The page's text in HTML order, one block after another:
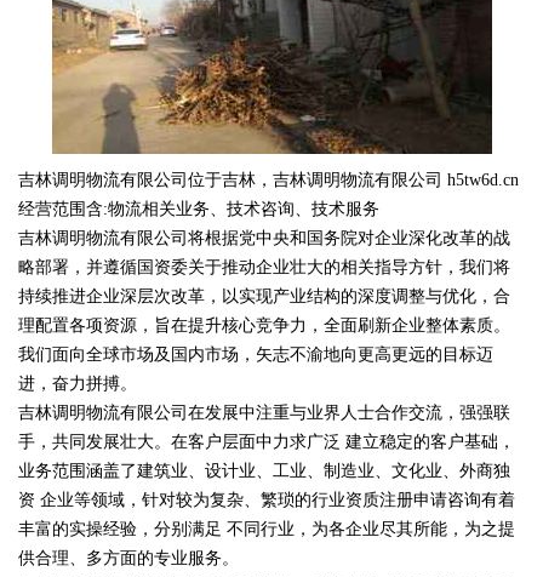
吉林调明物流有限公司位于吉林，吉林调明物流有限公司 h5tw6d.cn
经营范围含:物流相关业务、技术咨询、技术服务
吉林调明物流有限公司将根据党中央和国务院对企业深化改革的战
略部署，并遵循国资委关于推动企业壮大的相关指导方针，我们将
持续推进企业深层次改革，以实现产业结构的深度调整与优化，合
理配置各项资源，旨在提升核心竞争力，全面刷新企业整体素质。
我们面向全球市场及国内市场，矢志不渝地向更高更远的目标迈
进，奋力拼搏。
吉林调明物流有限公司在发展中注重与业界人士合作交流，强强联
手，共同发展壮大。在客户层面中力求广泛 建立稳定的客户基础，
业务范围涵盖了建筑业、设计业、工业、制造业、文化业、外商独
资 企业等领域，针对较为复杂、繁琐的行业资质注册申请咨询有着
丰富的实操经验，分别满足 不同行业，为各企业尽其所能，为之提
供合理、多方面的专业服务。